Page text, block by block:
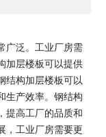
广泛。工业厂房需
加层楼板可以提供
结构加层楼板可以
生产效率。钢结构
提高工厂的品质和
，工业厂房需要更